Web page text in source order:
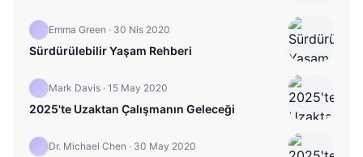
Emma Green · 30 Nis 2020
Sürdürülebilir Yaşam Rehberi
Mark Davis · 15 May 2020
2025'te Uzaktan Çalışmanın Geleceği
Dr. Michael Chen · 30 May 2020